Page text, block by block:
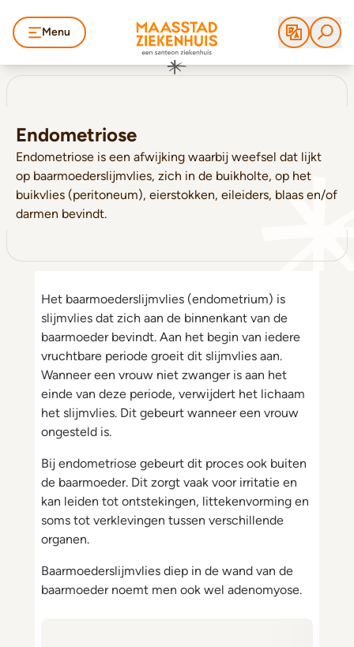
Menu
Endometriose
Endometriose is een afwijking waarbij weefsel dat lijkt
op baarmoederslijmvlies, zich in de buikholte, op het
buikvlies (peritoneum), eierstokken, eileiders, blaas en/of
darmen bevindt.
Het baarmoederslijmvlies (endometrium) is
slijmvlies dat zich aan de binnenkant van de
baarmoeder bevindt. Aan het begin van iedere
vruchtbare periode groeit dit slijmvlies aan.
Wanneer een vrouw niet zwanger is aan het
einde van deze periode, verwijdert het lichaam
het slijmvlies. Dit gebeurt wanneer een vrouw
ongesteld is.
Bij endometriose gebeurt dit proces ook buiten
de baarmoeder. Dit zorgt vaak voor irritatie en
kan leiden tot ontstekingen, littekenvorming en
soms tot verklevingen tussen verschillende
organen.
Baarmoederslijmvlies diep in de wand van de
baarmoeder noemt men ook wel adenomyose.